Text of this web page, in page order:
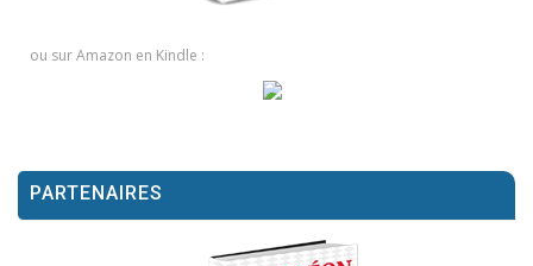
ou sur Amazon en Kindle :
PARTENAIRES